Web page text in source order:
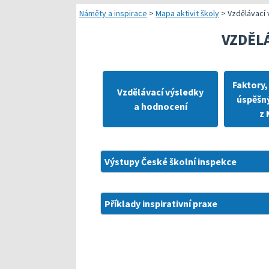
Náměty pro
Přehled
Kompetenční
Další náměty pro
Náměty a inspirace > Mapa aktivit školy >
Vzdělávací výsledky
a hodnocení
z
Výstupy České školní inspekce
Příklady inspirativní praxe